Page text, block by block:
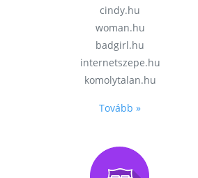
cindy.hu
woman.hu
badgirl.hu
internetszepe.hu
komolytalan.hu
Tovább »